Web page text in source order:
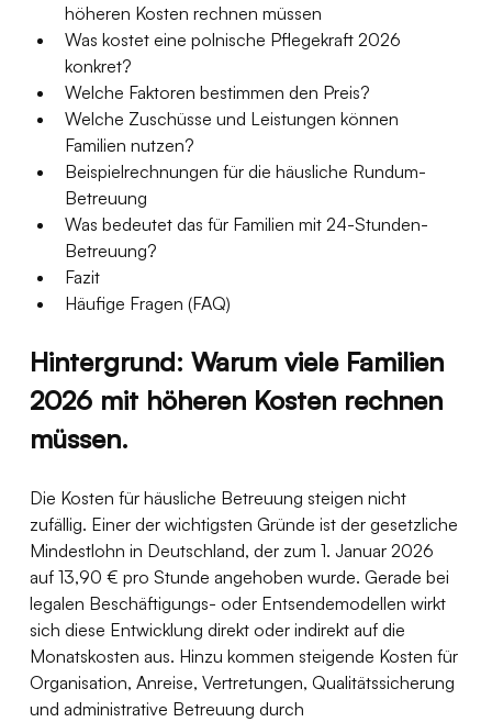
höheren Kosten rechnen müssen
Was kostet eine polnische Pflegekraft 2026
konkret?
Welche Faktoren bestimmen den Preis?
Welche Zuschüsse und Leistungen können
Familien nutzen?
Beispielrechnungen für die häusliche Rundum-
Betreuung
Was bedeutet das für Familien mit 24-Stunden-
Betreuung?
Fazit
Häufige Fragen (FAQ)
Hintergrund: Warum viele Familien
2026 mit höheren Kosten rechnen
müssen.
Die Kosten für häusliche Betreuung steigen nicht
zufällig. Einer der wichtigsten Gründe ist der gesetzliche
Mindestlohn in Deutschland, der zum 1. Januar 2026
auf 13,90 € pro Stunde angehoben wurde. Gerade bei
legalen Beschäftigungs- oder Entsendemodellen wirkt
sich diese Entwicklung direkt oder indirekt auf die
Monatskosten aus. Hinzu kommen steigende Kosten für
Organisation, Anreise, Vertretungen, Qualitätssicherung
und administrative Betreuung durch